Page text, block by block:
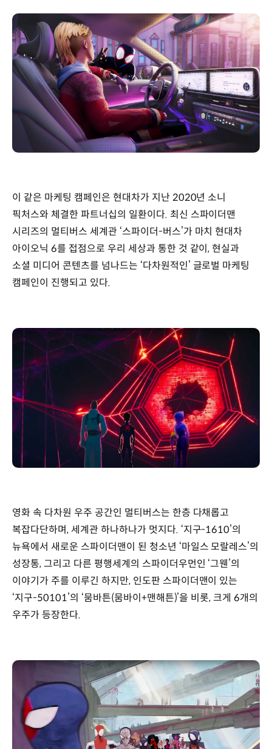
이 같은 마케팅 캠페인은 현대차가 지난 2020년 소니
픽처스와 체결한 파트너십의 일환이다. 최신 스파이더맨
시리즈의 멀티버스 세계관 ‘스파이더-버스’가 마치 현대차
아이오닉 6를 접점으로 우리 세상과 통한 것 같이, 현실과
소셜 미디어 콘텐츠를 넘나드는 ‘다차원적인’ 글로벌 마케팅
캠페인이 진행되고 있다.
영화 속 다차원 우주 공간인 멀티버스는 한층 다채롭고
복잡다단하며, 세계관 하나하나가 멋지다. ‘지구-1610’의
뉴욕에서 새로운 스파이더맨이 된 청소년 ‘마일스 모랄레스’의
성장통, 그리고 다른 평행세계의 스파이더우먼인 ‘그웬’의
이야기가 주를 이루긴 하지만, 인도판 스파이더맨이 있는
‘지구-50101’의 ‘뭄바튼(뭄바이+맨해튼)’을 비롯, 크게 6개의
우주가 등장한다.